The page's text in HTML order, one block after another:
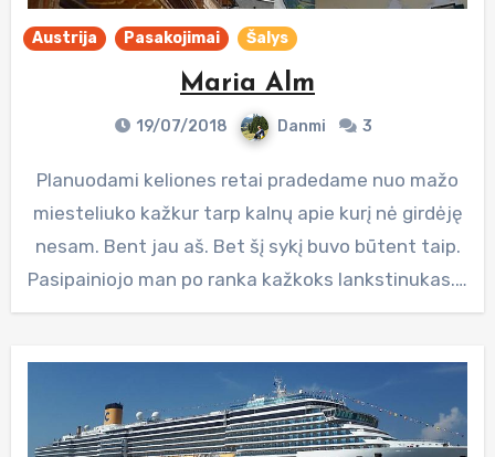
Austrija Pasakojimai Šalys
Maria Alm
19/07/2018 Danmi 3
Planuodami keliones retai pradedame nuo mažo
miesteliuko kažkur tarp kalnų apie kurį nė girdėję
nesam. Bent jau aš. Bet šį sykį buvo būtent taip.
Pasipainiojo man po ranka kažkoks lankstinukas.…